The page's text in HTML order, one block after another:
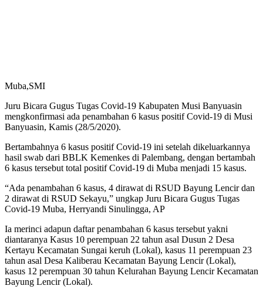
Muba,SMI
Juru Bicara Gugus Tugas Covid-19 Kabupaten Musi Banyuasin
mengkonfirmasi ada penambahan 6 kasus positif Covid-19 di Musi
Banyuasin, Kamis (28/5/2020).
Bertambahnya 6 kasus positif Covid-19 ini setelah dikeluarkannya
hasil swab dari BBLK Kemenkes di Palembang, dengan bertambah
6 kasus tersebut total positif Covid-19 di Muba menjadi 15 kasus.
“Ada penambahan 6 kasus, 4 dirawat di RSUD Bayung Lencir dan
2 dirawat di RSUD Sekayu,” ungkap Juru Bicara Gugus Tugas
Covid-19 Muba, Herryandi Sinulingga, AP
Ia merinci adapun daftar penambahan 6 kasus tersebut yakni
diantaranya Kasus 10 perempuan 22 tahun asal Dusun 2 Desa
Kertayu Kecamatan Sungai keruh (Lokal), kasus 11 perempuan 23
tahun asal Desa Kaliberau Kecamatan Bayung Lencir (Lokal),
kasus 12 perempuan 30 tahun Kelurahan Bayung Lencir Kecamatan
Bayung Lencir (Lokal).